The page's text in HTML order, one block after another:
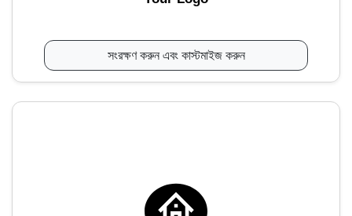
সংরক্ষণ করুন এবং কাস্টমাইজ করুন